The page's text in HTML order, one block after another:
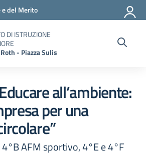
del Merito
DI ISTRUZIONE
- Piazza Sulis
all’ambiente:
per una
AFM sportivo, 4°E e 4°F